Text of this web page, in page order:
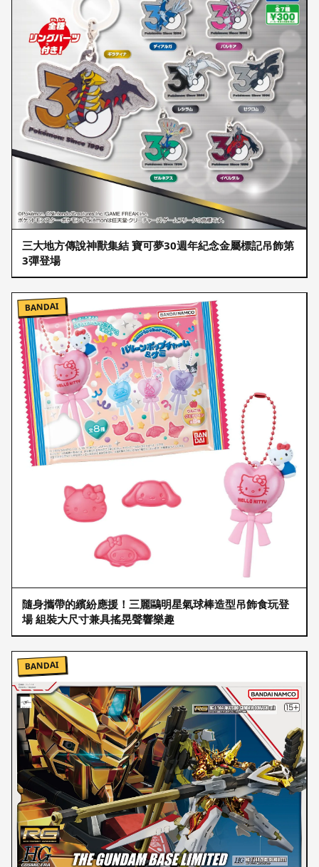
三大地方傳說神獸集結 寶可夢30週年紀念金屬標記吊飾第
3彈登場
BANDAI
隨身攜帶的繽紛應援！三麗鷗明星氣球棒造型吊飾食玩登
場 組裝大尺寸兼具搖晃聲響樂趣
BANDAI